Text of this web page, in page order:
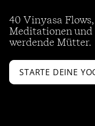
40 Vinyasa
Meditationen
werdende Mütter.
STARTE DEINE